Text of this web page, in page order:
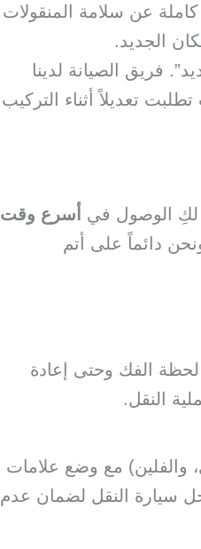
عن سلامة المنقولات
الجديد.
فريق الصيانة لدينا
تعديلاً أثناء التركيب
لكِ الوصول في
أسرع وقت
دائماً على أتم
الفك وحتى إعادة
النقل.
والفلين) مع وضع علامات
سيارة النقل لضمان عدم